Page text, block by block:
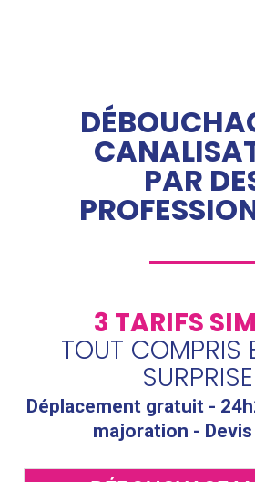
PAR
3 TARIFS
TOUT COMPRIS
Déplacement gratuit -
majoration -